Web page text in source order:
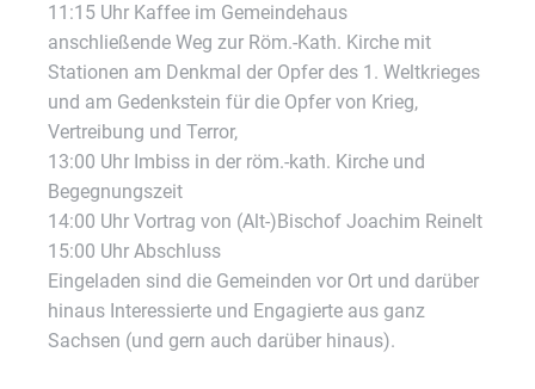
11:15 Uhr Kaffee im Gemeindehaus
anschließende Weg zur Röm.-Kath. Kirche mit
Stationen am Denkmal der Opfer des 1. Weltkrieges
und am Gedenkstein für die Opfer von Krieg,
Vertreibung und Terror,
13:00 Uhr Imbiss in der röm.-kath. Kirche und
Begegnungszeit
14:00 Uhr Vortrag von (Alt-)Bischof Joachim Reinelt
15:00 Uhr Abschluss
Eingeladen sind die Gemeinden vor Ort und darüber
hinaus Interessierte und Engagierte aus ganz
Sachsen (und gern auch darüber hinaus).